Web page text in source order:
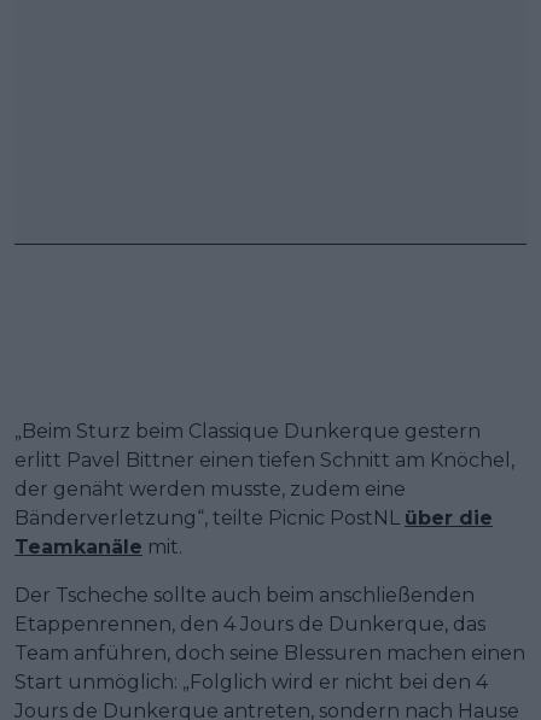
„Beim Sturz beim Classique Dunkerque gestern
erlitt Pavel Bittner einen tiefen Schnitt am Knöchel,
der genäht werden musste, zudem eine
Bänderverletzung“, teilte Picnic PostNL über die
Teamkanäle mit.
Der Tscheche sollte auch beim anschließenden
Etappenrennen, den 4 Jours de Dunkerque, das
Team anführen, doch seine Blessuren machen einen
Start unmöglich: „Folglich wird er nicht bei den 4
Jours de Dunkerque antreten, sondern nach Hause